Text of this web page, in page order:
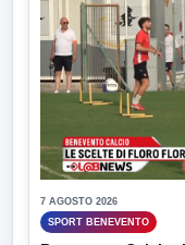
7 AGOSTO 2026
SPORT BENEVENTO